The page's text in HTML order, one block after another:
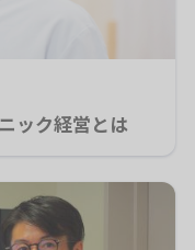
ック経営とは